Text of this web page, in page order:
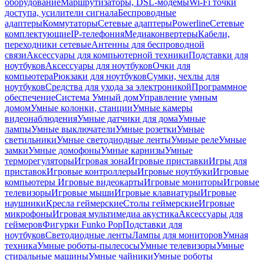
оборудованиеМаршрутизаторы, DSL-модемыWi-Fi точки
доступа, усилители сигналаБеспроводные
адаптерыКоммутаторыСетевые адаптерыPowerlineСетевые
комплектующиеIP-телефонияМедиаконвертерыКабели,
переходники сетевыеАнтенны для беспроводной
связиАксессуары для компьютерной техникиПодставки для
ноутбуковАксессуары для ноутбуковОчки для
компьютераРюкзаки для ноутбуковСумки, чехлы для
ноутбуковСредства для ухода за электроникойПрограммное
обеспечениеСистема Умный домУправление умным
домомУмные колонки, станцииУмные камеры
видеонаблюденияУмные датчики для домаУмные
лампыУмные выключателиУмные розеткиУмные
светильникиУмные светодиодные лентыУмные релеУмные
замкиУмные домофоныУмные карнизыУмные
терморегуляторыИгровая зонаИгровые приставкиИгры для
приставокИгровые контроллерыИгровые ноутбукиИгровые
компьютеры Игровые видеокартыИгровые мониторыИгровые
телевизорыИгровые мышиИгровые клавиатурыИгровые
наушникиКресла геймерскиеСтолы геймерскиеИгровые
микрофоныИгровая мультимедиа акустикаАксессуары для
геймеровФигурки Funko PopПодставки для
ноутбуковСветодиодные лентыЛампы для мониторовУмная
техникаУмные роботы-пылесосыУмные телевизорыУмные
стиральные машиныУмные чайникиУмные роботы